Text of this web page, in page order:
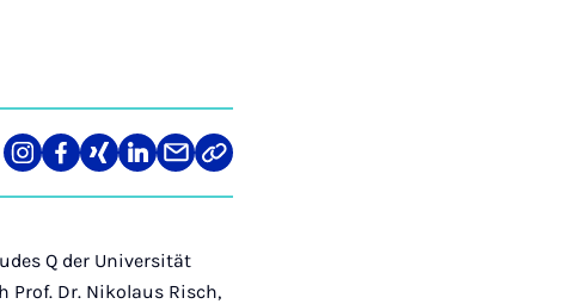
Share
on
Teilen
auf
Teilen
auf
Teilen
auf
Teilen
über
Mail
Link
kopieren
Q der Universität
Prof. Dr. Nikolaus Risch,